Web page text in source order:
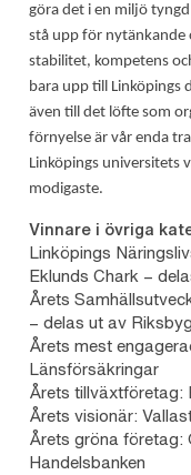
göra det i en miljö
stå upp för nytänkande
stabilitet, kompetens
bara upp till Linköpings
även till det löfte som
förnyelse är vår enda
Linköpings universitets
modigaste.
Vinnare i övriga
Linköpings
Eklunds Chark –
Årets
– delas ut av
Årets mest
Länsförsäkringar
Årets tillväxtföretag:
Årets visionär:
Årets gröna
Handelsbanken